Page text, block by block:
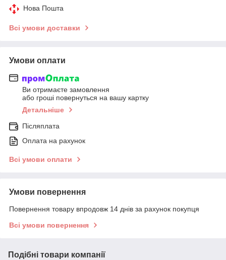
Нова Пошта
Всі умови доставки
Умови оплати
Ви отримаєте замовлення
або гроші повернуться на вашу картку
Детальніше
Післяплата
Оплата на рахунок
Всі умови оплати
Умови повернення
Повернення товару впродовж 14 днів за рахунок покупця
Всі умови повернення
Подібні товари компанії